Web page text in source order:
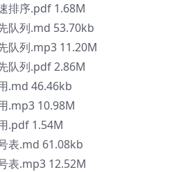
排序.pdf 1.68M
队列.md 53.70kb
队列.mp3 11.20M
队列.pdf 2.86M
.md 46.46kb
.mp3 10.98M
.pdf 1.54M
表.md 61.08kb
表.mp3 12.52M